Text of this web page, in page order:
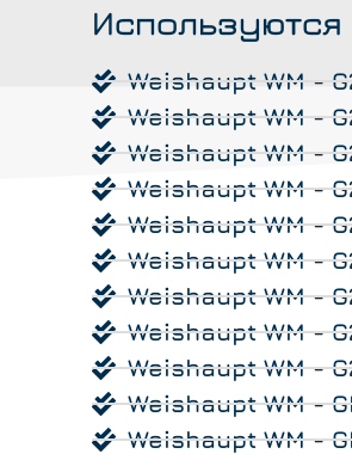
Weishaupt WM -
Weishaupt WM -
Weishaupt WM -
Weishaupt WM -
Weishaupt WM -
Weishaupt WM -
Weishaupt WM -
Weishaupt WM -
Weishaupt WM -
Weishaupt WM -
Weishaupt WM -